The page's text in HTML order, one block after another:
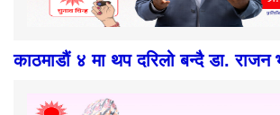
काठमाडौं ४ मा थप दरिलो बन्दै डा. राजन